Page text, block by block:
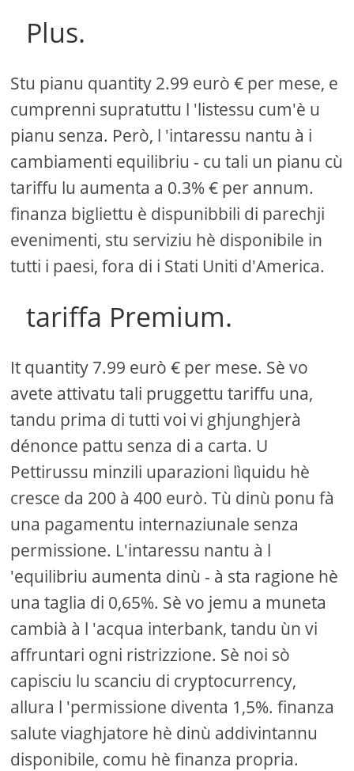
Plus.
Stu pianu quantity 2.99 eurò € per mese, e
cumprenni supratuttu l 'listessu cum'è u
pianu senza. Però, l 'intaressu nantu à i
cambiamenti equilibriu - cu tali un pianu cù
tariffu lu aumenta a 0.3% € per annum.
finanza bigliettu è dispunibbili di parechji
evenimenti, stu serviziu hè disponibile in
tutti i paesi, fora di i Stati Uniti d'America.
tariffa Premium.
It quantity 7.99 eurò € per mese. Sè vo
avete attivatu tali pruggettu tariffu una,
tandu prima di tutti voi vi ghjunghjerà
dénonce pattu senza di a carta. U
Pettirussu minzili uparazioni lìquidu hè
cresce da 200 à 400 eurò. Tù dinù ponu fà
una pagamentu internaziunale senza
permissione. L'intaressu nantu à l
'equilibriu aumenta dinù - à sta ragione hè
una taglia di 0,65%. Sè vo jemu a muneta
cambià à l 'acqua interbank, tandu ùn vi
affruntari ogni ristrizzione. Sè noi sò
capisciu lu scanciu di cryptocurrency,
allura l 'permissione diventa 1,5%. finanza
salute viaghjatore hè dinù addivintannu
disponibile, comu hè finanza propria.